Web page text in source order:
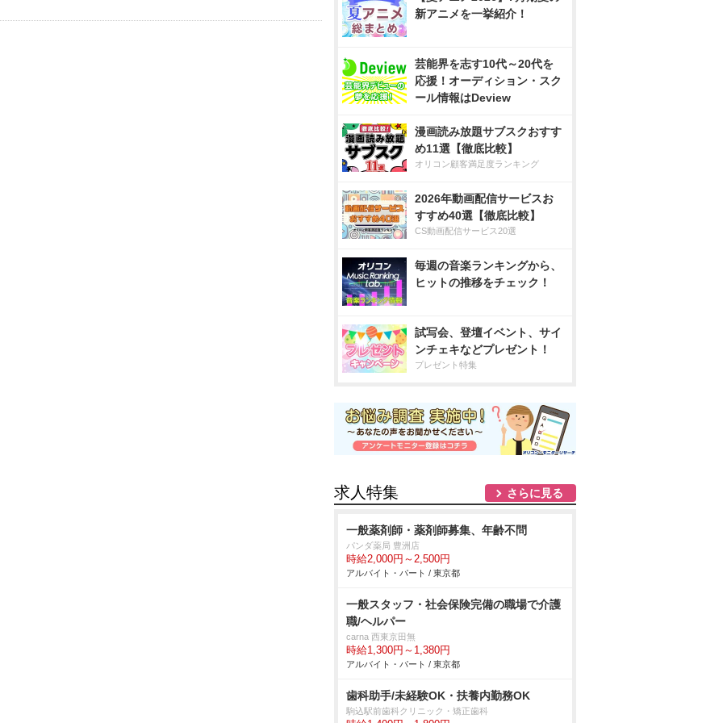
新アニメを一挙紹介！
芸能界を志す10代～20代を
応援！オーディション・スク
ール情報はDeview
漫画読み放題サブスクおすす
め11選【徹底比較】
オリコン顧客満足度ランキング
2026年動画配信サービスお
すすめ40選【徹底比較】
CS動画配信サービス20選
毎週の音楽ランキングから、
ヒットの推移をチェック！
試写会、登壇イベント、サイ
ンチェキなどプレゼント！
プレゼント特集
求人特集 さらに見る
一般薬剤師・薬剤師募集、年齢不問
パンダ薬局 豊洲店
時給2,000円～2,500円
アルバイト・パート / 東京都
一般スタッフ・社会保険完備の職場で介護
職/ヘルパー
carna 西東京田無
時給1,300円～1,380円
アルバイト・パート / 東京都
歯科助手/未経験OK・扶養内勤務OK
駒込駅前歯科クリニック・矯正歯科